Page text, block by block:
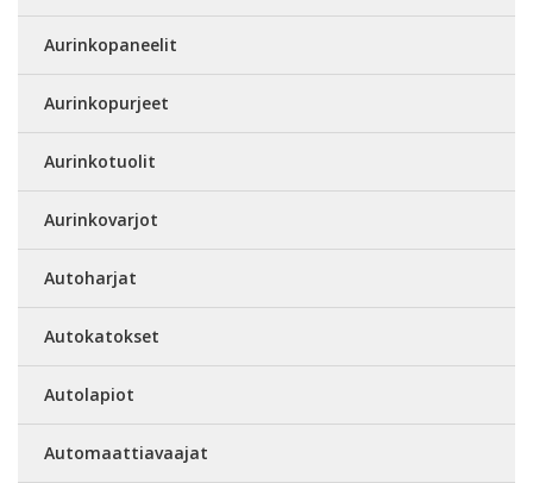
Aurinkopaneelit
Aurinkopurjeet
Aurinkotuolit
Aurinkovarjot
Autoharjat
Autokatokset
Autolapiot
Automaattiavaajat